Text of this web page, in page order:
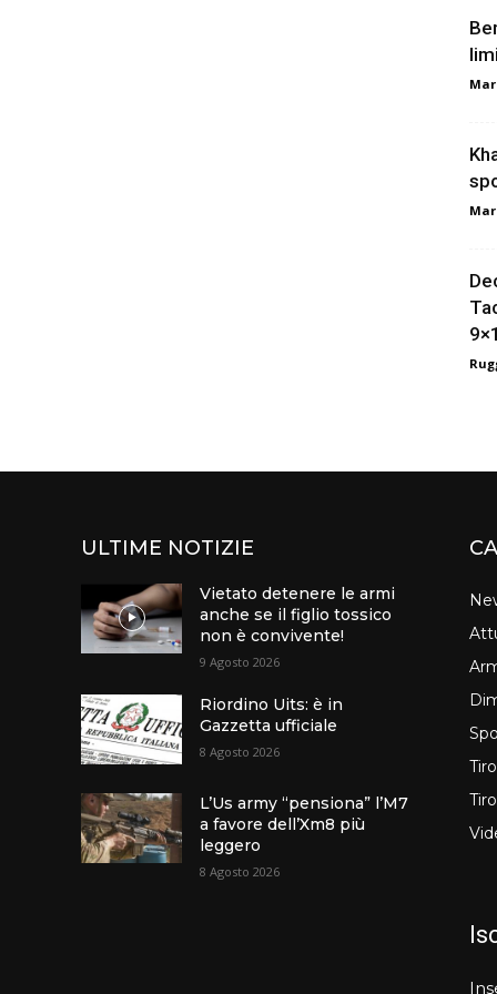
ULTIME NOTIZIE
Vietato detenere le armi
anche se il figlio tossico
non è convivente!
9 Agosto 2026
Riordino Uits: è in
Gazzetta ufficiale
8 Agosto 2026
L’Us army “pensiona” l’M7
a favore dell’Xm8 più
leggero
8 Agosto 2026